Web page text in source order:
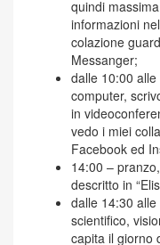
quindi
informazioni
colazione
Messanger;
dalle 10:00
computer,
in
vedo i miei
Facebook ed
14:00 –
descritto in
dalle 14:30
scientifico,
capita il giorno